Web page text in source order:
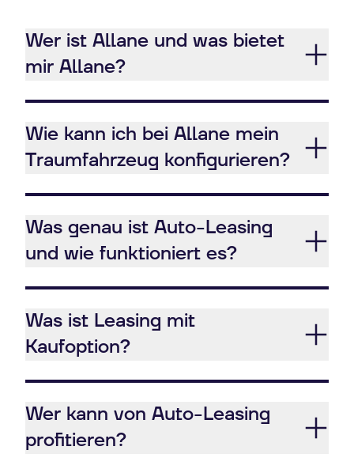
Wer ist Allane und was bietet
mir Allane?
Wie kann ich bei Allane mein
Traumfahrzeug konfigurieren?
Was genau ist Auto-Leasing
und wie funktioniert es?
Was ist Leasing mit
Kaufoption?
Wer kann von Auto-Leasing
profitieren?